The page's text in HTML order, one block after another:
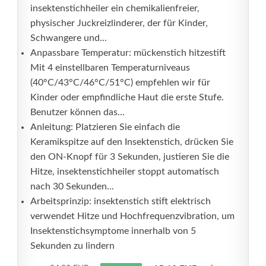
insektenstichheiler ein chemikalienfreier,
physischer Juckreizlinderer, der für Kinder,
Schwangere und...
Anpassbare Temperatur: mückenstich hitzestift
Mit 4 einstellbaren Temperaturniveaus
(40°C/43°C/46°C/51°C) empfehlen wir für
Kinder oder empfindliche Haut die erste Stufe.
Benutzer können das...
Anleitung: Platzieren Sie einfach die
Keramikspitze auf den Insektenstich, drücken Sie
den ON-Knopf für 3 Sekunden, justieren Sie die
Hitze, insektenstichheiler stoppt automatisch
nach 30 Sekunden...
Arbeitsprinzip: insektenstich stift elektrisch
verwendet Hitze und Hochfrequenzvibration, um
Insektenstichsymptome innerhalb von 5
Sekunden zu lindern